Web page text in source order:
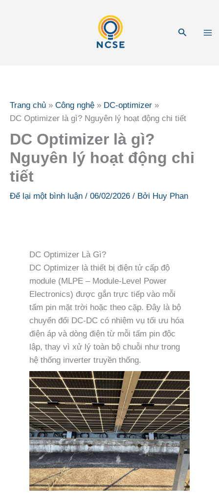
Tìm
Trang chủ Công nghệ
DC-optimizer
DC Optimizer là gì? Nguyên lý hoạt động chi tiết
DC Optimizer là gì?
Nguyên lý hoạt động chi
tiết
Để lại một bình luận / 06/02/2026 / Bởi Huy Phan
DC Optimizer Là Gì?
DC Optimizer là thiết bị điện tử cấp độ
module (MLPE – Module-Level Power
Electronics) được gắn trực tiếp vào mỗi
tấm pin mặt trời hoặc theo cặp. Đây là bộ
chuyển đổi DC-DC có nhiệm vụ tối ưu hóa
điện áp và dòng điện từ mỗi tấm pin độc
lập, thay vì xử lý toàn bộ chuỗi như trong
hệ thống inverter truyền thống.